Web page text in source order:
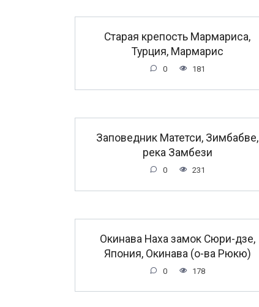
Старая крепость Мармариса,
Турция, Мармарис
0 181
Заповедник Матетси, Зимбабве,
река Замбези
0 231
Окинава Наха замок Сюри-дзе,
Япония, Окинава (о-ва Рюкю)
0 178